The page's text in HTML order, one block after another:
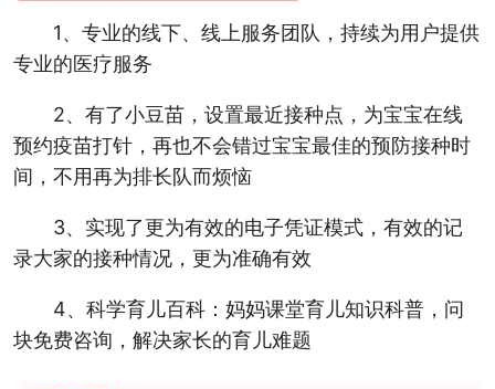
1、专业的线下、线上服务团队，持续为用户提供
专业的医疗服务
2、有了小豆苗，设置最近接种点，为宝宝在线
预约疫苗打针，再也不会错过宝宝最佳的预防接种时
间，不用再为排长队而烦恼
3、实现了更为有效的电子凭证模式，有效的记
录大家的接种情况，更为准确有效
4、科学育儿百科：妈妈课堂育儿知识科普，问
块免费咨询，解决家长的育儿难题